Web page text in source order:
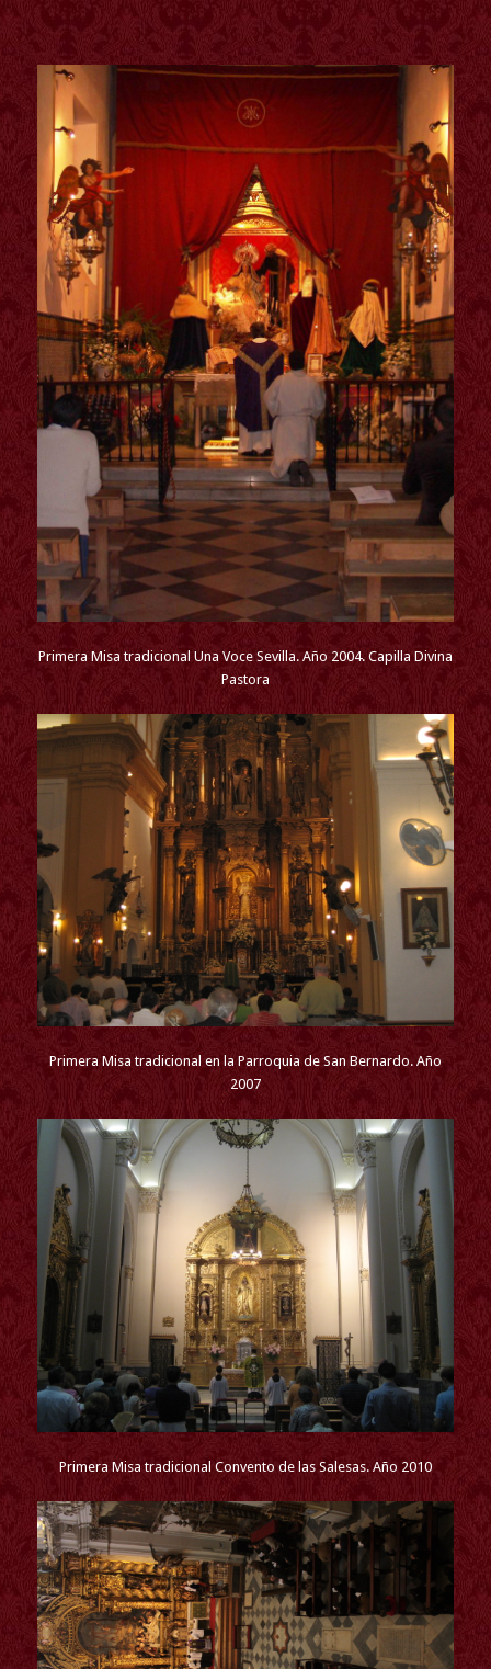
Primera Misa tradicional Una Voce Sevilla. Año 2004. Capilla Divina
Pastora
Primera Misa tradicional en la Parroquia de San Bernardo. Año
2007
Primera Misa tradicional Convento de las Salesas. Año 2010